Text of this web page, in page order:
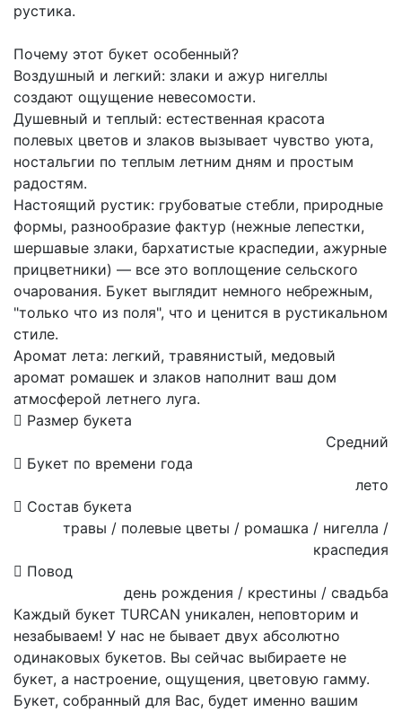
рустика.
Почему этот букет особенный?
Воздушный и легкий: злаки и ажур нигеллы
создают ощущение невесомости.
Душевный и теплый: естественная красота
полевых цветов и злаков вызывает чувство уюта,
ностальгии по теплым летним дням и простым
радостям.
Настоящий рустик: грубоватые стебли, природные
формы, разнообразие фактур (нежные лепестки,
шершавые злаки, бархатистые краспедии, ажурные
прицветники) — все это воплощение сельского
очарования. Букет выглядит немного небрежным,
"только что из поля", что и ценится в рустикальном
стиле.
Аромат лета: легкий, травянистый, медовый
аромат ромашек и злаков наполнит ваш дом
атмосферой летнего луга.
Размер букета
Средний
Букет по времени года
лето
Состав букета
травы / полевые цветы / ромашка / нигелла /
краспедия
Повод
день рождения / крестины / свадьба
Каждый букет TURCAN уникален, неповторим и
незабываем! У нас не бывает двух абсолютно
одинаковых букетов. Вы сейчас выбираете не
букет, а настроение, ощущения, цветовую гамму.
Букет, собранный для Вас, будет именно вашим